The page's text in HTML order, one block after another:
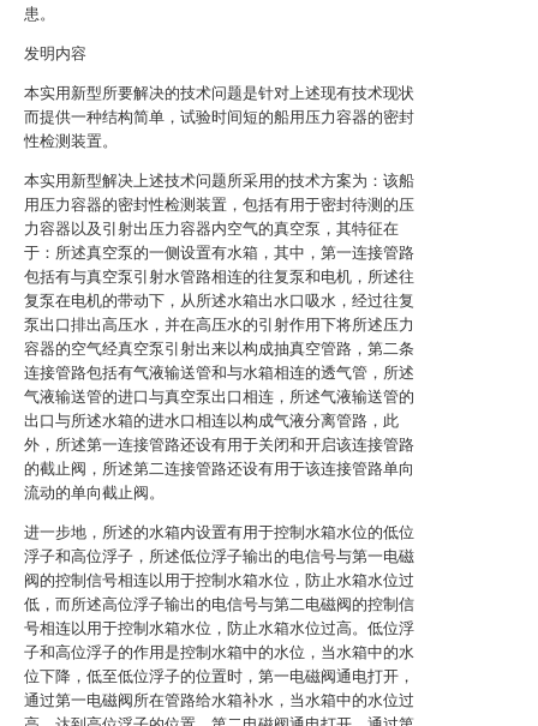
患。
发明内容
本实用新型所要解决的技术问题是针对上述现有技术现状
而提供一种结构简单，试验时间短的船用压力容器的密封
性检测装置。
本实用新型解决上述技术问题所采用的技术方案为：该船
用压力容器的密封性检测装置，包括有用于密封待测的压
力容器以及引射出压力容器内空气的真空泵，其特征在
于：所述真空泵的一侧设置有水箱，其中，第一连接管路
包括有与真空泵引射水管路相连的往复泵和电机，所述往
复泵在电机的带动下，从所述水箱出水口吸水，经过往复
泵出口排出高压水，并在高压水的引射作用下将所述压力
容器的空气经真空泵引射出来以构成抽真空管路，第二条
连接管路包括有气液输送管和与水箱相连的透气管，所述
气液输送管的进口与真空泵出口相连，所述气液输送管的
出口与所述水箱的进水口相连以构成气液分离管路，此
外，所述第一连接管路还设有用于关闭和开启该连接管路
的截止阀，所述第二连接管路还设有用于该连接管路单向
流动的单向截止阀。
进一步地，所述的水箱内设置有用于控制水箱水位的低位
浮子和高位浮子，所述低位浮子输出的电信号与第一电磁
阀的控制信号相连以用于控制水箱水位，防止水箱水位过
低，而所述高位浮子输出的电信号与第二电磁阀的控制信
号相连以用于控制水箱水位，防止水箱水位过高。低位浮
子和高位浮子的作用是控制水箱中的水位，当水箱中的水
位下降，低至低位浮子的位置时，第一电磁阀通电打开，
通过第一电磁阀所在管路给水箱补水，当水箱中的水位过